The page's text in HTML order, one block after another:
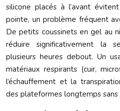
silicone placés à l’avant
pointe, un problème fréquent
De petits coussinets en gel au
réduire significativement la
plusieurs heures debout. Un
matériaux respirants (cuir,
l’échauffement et la
des plateformes longtemps sans